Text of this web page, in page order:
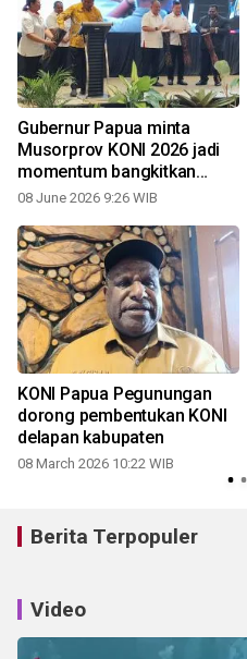
Gubernur Papua minta
Musorprov KONI 2026 jadi
momentum bangkitkan
prestasi
08 June 2026 9:26 WIB
KONI Papua Pegunungan
dorong pembentukan KONI
delapan kabupaten
08 March 2026 10:22 WIB
Berita Terpopuler
Video